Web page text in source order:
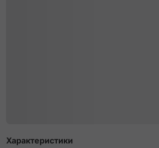
Характеристики